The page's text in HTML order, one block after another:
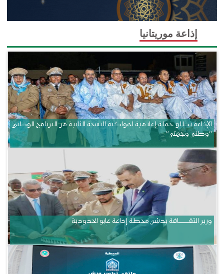
إذاعة موريتانيا
الإذاعة تطلق حملة إعلامية لمواكبة النسخة الثانية من البرنامج الوطني
“وطني وجهتي”
وزير الثقــــــــــافة يدشن محطة إذاعة غابو الحدودية